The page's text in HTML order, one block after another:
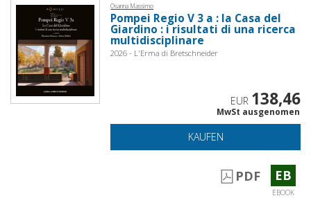
Osanna Massimo
Pompei Regio V 3 a : la Casa del
Giardino : i risultati di una ricerca
multidisciplinare
2026 - L'Erma di Bretschneider
EUR 138,46
MwSt ausgenomen
KAUFEN
PDF EB
EBOOK